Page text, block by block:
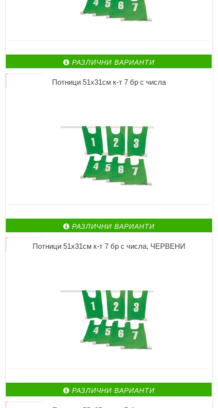
РАЗЛИЧНИ ВАРИАНТИ
Потници 51х31см к-т 7 бр с числа
РАЗЛИЧНИ ВАРИАНТИ
Потници 51х31см к-т 7 бр с числа, ЧЕРВЕНИ
РАЗЛИЧНИ ВАРИАНТИ